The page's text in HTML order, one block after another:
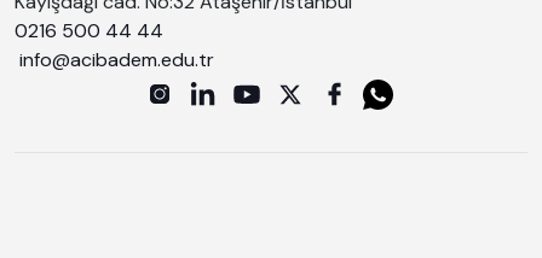
0216 500 44 44
info@acibadem.edu.tr